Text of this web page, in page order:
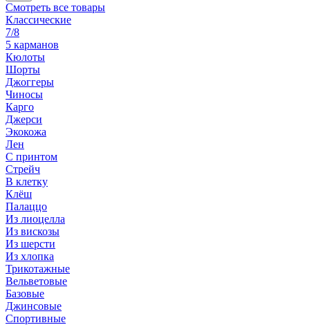
Смотреть все товары
Классические
7/8
5 карманов
Кюлоты
Шорты
Джоггеры
Чиносы
Карго
Джерси
Экокожа
Лен
С принтом
Стрейч
В клетку
Клёш
Палаццо
Из лиоцелла
Из вискозы
Из шерсти
Из хлопка
Трикотажные
Вельветовые
Базовые
Джинсовые
Спортивные